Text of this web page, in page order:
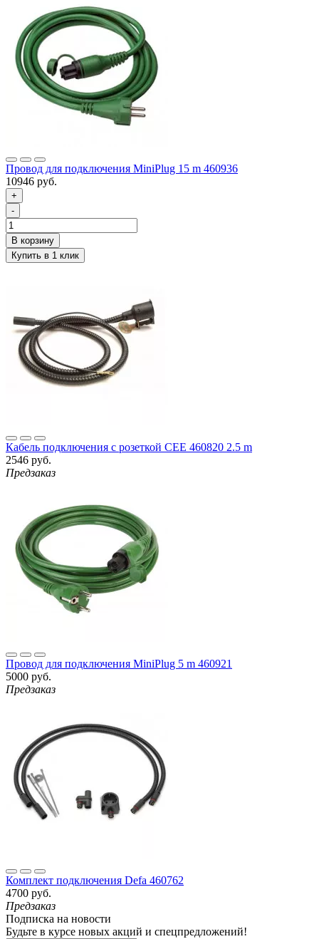
Провод для подключения MiniPlug 15 m 460936
10946 руб.
+
-
Кабель подключения с розеткой CEE 460820 2.5 m
2546 руб.
Предзаказ
Провод для подключения MiniPlug 5 m 460921
5000 руб.
Предзаказ
Комплект подключения Defa 460762
4700 руб.
Предзаказ
Подписка на новости
Будьте в курсе новых акций и спецпредложений!